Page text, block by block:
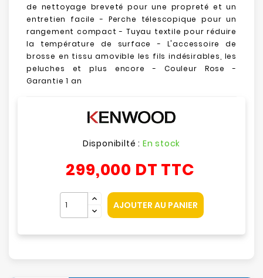
de nettoyage breveté pour une propreté et un
entretien facile - Perche télescopique pour un
rangement compact -Tuyau textile pour réduire
la température de surface - L'accessoire de
brosse en tissu amovible les fils indésirables, les
peluches et plus encore - Couleur Rose -
Garantie 1 an
Disponibilté : En stock
299,000 DT TTC
AJOUTER AU PANIER